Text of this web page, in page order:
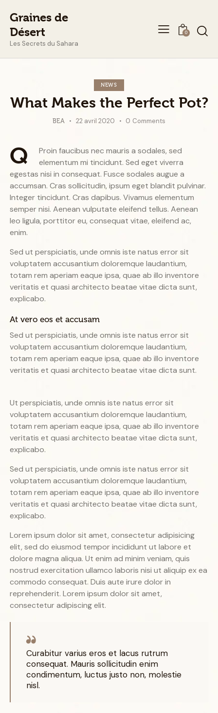
Graines de
Désert
Les Secrets du Sahara
0
NEWS
What Makes the Perfect Pot?
BEA 22 avril 2020 0 Comments
Q
Proin faucibus nec mauris a sodales, sed
elementum mi tincidunt. Sed eget viverra
egestas nisi in consequat. Fusce sodales augue a
accumsan. Cras sollicitudin, ipsum eget blandit pulvinar.
Integer tincidunt. Cras dapibus. Vivamus elementum
semper nisi. Aenean vulputate eleifend tellus. Aenean
leo ligula, porttitor eu, consequat vitae, eleifend ac,
enim.
Sed ut perspiciatis, unde omnis iste natus error sit
voluptatem accusantium doloremque laudantium,
totam rem aperiam eaque ipsa, quae ab illo inventore
veritatis et quasi architecto beatae vitae dicta sunt,
explicabo.
At vero eos et accusam
Sed ut perspiciatis, unde omnis iste natus error sit
voluptatem accusantium doloremque laudantium,
totam rem aperiam eaque ipsa, quae ab illo inventore
veritatis et quasi architecto beatae vitae dicta sunt.
Ut perspiciatis, unde omnis iste natus error sit
voluptatem accusantium doloremque laudantium,
totam rem aperiam eaque ipsa, quae ab illo inventore
veritatis et quasi architecto beatae vitae dicta sunt,
explicabo.
Sed ut perspiciatis, unde omnis iste natus error sit
voluptatem accusantium doloremque laudantium,
totam rem aperiam eaque ipsa, quae ab illo inventore
veritatis et quasi architecto beatae vitae dicta sunt,
explicabo.
Lorem ipsum dolor sit amet, consectetur adipisicing
elit, sed do eiusmod tempor incididunt ut labore et
dolore magna aliqua. Ut enim ad minim veniam, quis
nostrud exercitation ullamco laboris nisi ut aliquip ex ea
commodo consequat. Duis aute irure dolor in
reprehenderit. Lorem ipsum dolor sit amet,
consectetur adipiscing elit.
Curabitur varius eros et lacus rutrum
consequat. Mauris sollicitudin enim
condimentum, luctus justo non, molestie
nisl.